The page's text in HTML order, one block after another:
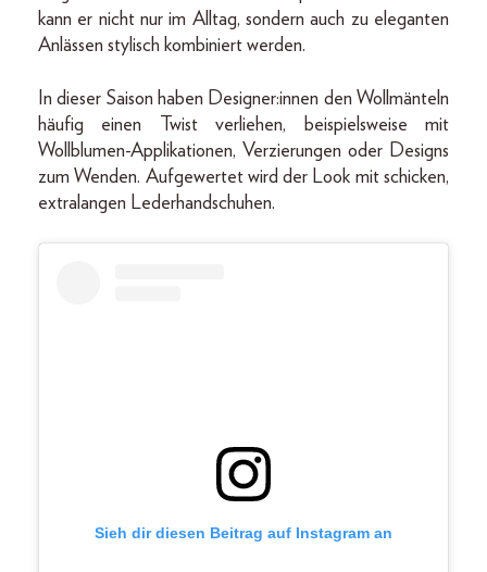
kann er nicht nur im Alltag, sondern auch zu eleganten
Anlässen stylisch kombiniert werden.
In dieser Saison haben Designer:innen den Wollmänteln
häufig einen Twist verliehen, beispielsweise mit
Wollblumen-Applikationen, Verzierungen oder Designs
zum Wenden. Aufgewertet wird der Look mit schicken,
extralangen Lederhandschuhen.
Sieh dir diesen Beitrag auf Instagram an